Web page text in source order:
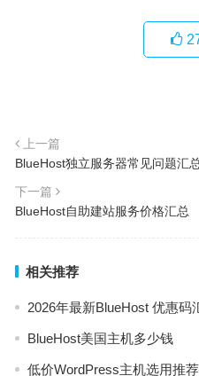
上一篇
BlueHost独立服务器常见问题汇
下一篇
BlueHost自助建站服务价格汇总
相关推荐
2026年最新BlueHost 优惠码
BlueHost美国主机多少钱
低价WordPress主机选用推